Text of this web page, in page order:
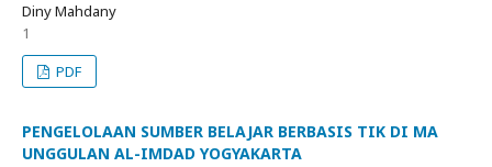
Diny Mahdany
1
PDF
PENGELOLAAN SUMBER BELAJAR BERBASIS TIK DI MA
UNGGULAN AL-IMDAD YOGYAKARTA